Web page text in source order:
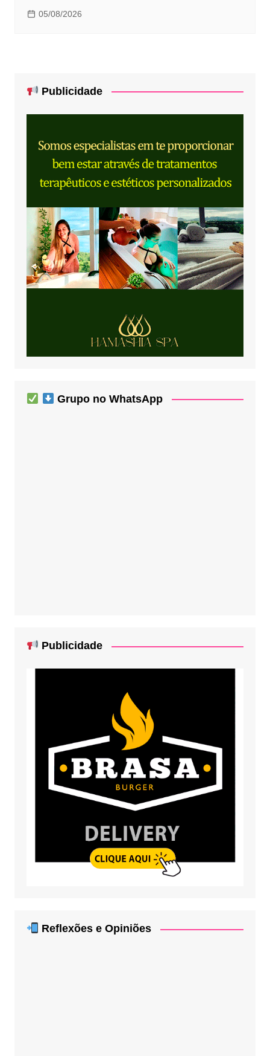
05/08/2026
Publicidade
Grupo no WhatsApp
Publicidade
Reflexões e Opiniões